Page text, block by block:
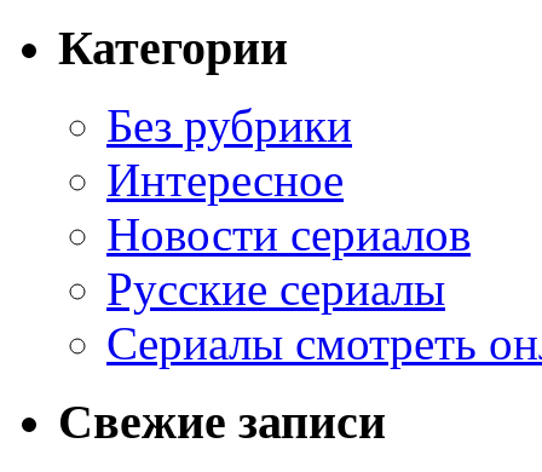
Категории
Без рубрики
Интересное
Новости сериалов
Русские сериалы
Сериалы смотреть
Свежие записи